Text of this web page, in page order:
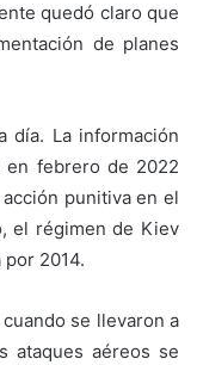
quedó claro que
de planes
día. La información
en febrero de 2022
punitiva en el
el régimen de Kiev
2014.
se llevaron a
ataques aéreos se